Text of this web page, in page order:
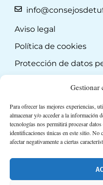
Gestionar
Para ofrecer las mejores experiencias,
almacenar y/o acceder a la información
tecnologías nos permitirá procesar
identificaciones únicas en este sitio. No
afectar negativamente a ciertas
Aviso legal
Política de cookies
Protección de datos